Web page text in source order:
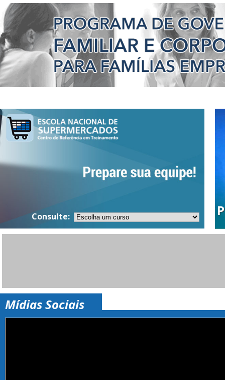
Consulte:
Mídias Sociais